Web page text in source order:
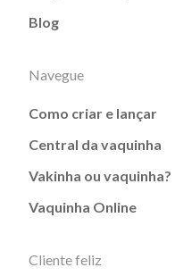
Blog
Navegue
Como criar e lançar
Central da vaquinha
Vakinha ou vaquinha?
Vaquinha Online
Cliente feliz